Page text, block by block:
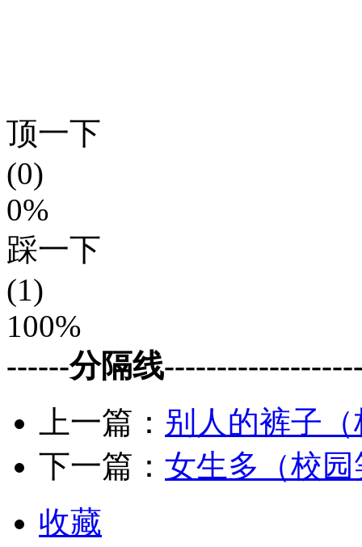
顶一下
(0)
0%
踩一下
(1)
100%
------分隔线
上一篇： 别人的裤子
下一篇： 女生多（校
收藏